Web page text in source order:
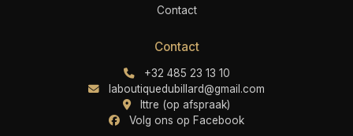
Contact
Contact
+32 485 23 13 10
laboutiquedubillard@gmail.com
Ittre (op afspraak)
Volg ons op Facebook